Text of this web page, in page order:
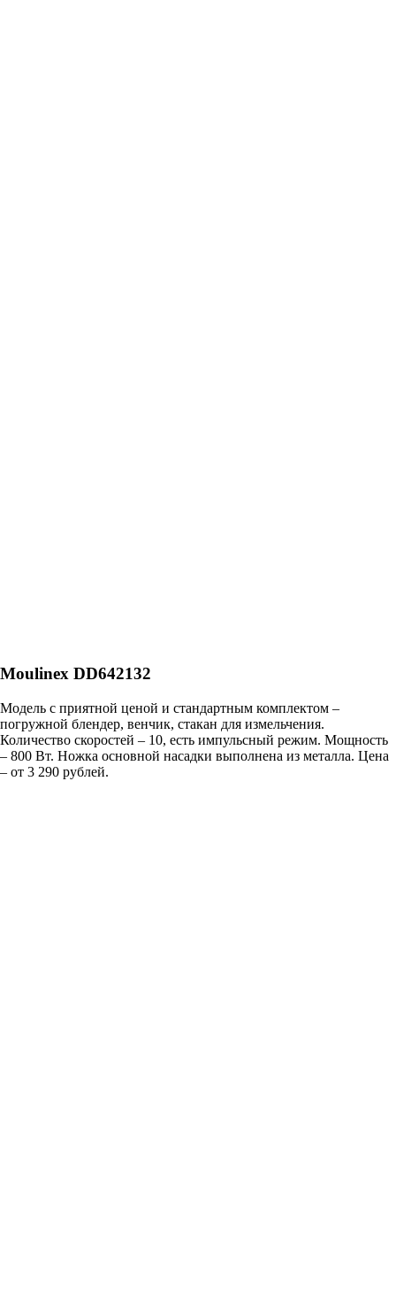
Moulinex DD642132
Модель с приятной ценой и стандартным комплектом –
погружной блендер, венчик, стакан для измельчения.
Количество скоростей – 10, есть импульсный режим. Мощность
– 800 Вт. Ножка основной насадки выполнена из металла. Цена
– от 3 290 рублей.